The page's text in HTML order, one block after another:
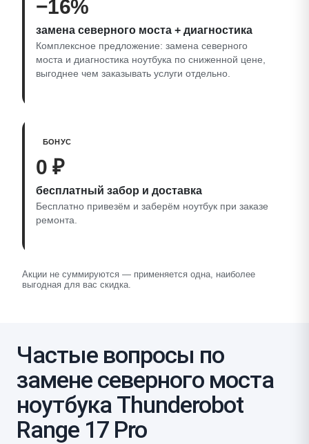
−16%
замена северного моста + диагностика
Комплексное предложение: замена северного
моста и диагностика ноутбука по сниженной цене,
выгоднее чем заказывать услуги отдельно.
БОНУС
0 ₽
бесплатный забор и доставка
Бесплатно привезём и заберём ноутбук при заказе
ремонта.
Акции не суммируются — применяется одна, наиболее
выгодная для вас скидка.
Частые вопросы по
замене северного моста
ноутбука Thunderobot
Range 17 Pro